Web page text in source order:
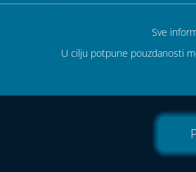
Sve
U cilju potpune pouzdanosti